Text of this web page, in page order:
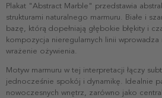
Plakat "Abstract Marble" przedstawia
strukturami naturalnego marmuru. Białe i
bazę, którą dopełniają głębokie błękity i
kompozycja nieregularnych linii wprowadza
wrażenie ożywienia.
Motyw marmuru w tej interpretacji łączy
jednocześnie spokój i dynamikę. Idealnie
nowoczesnych wnętrz, zarówno jako